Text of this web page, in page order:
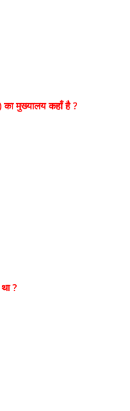
का मुख्यालय कहाँ है ?
?